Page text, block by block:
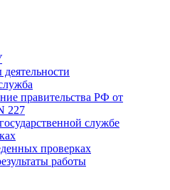
правительства РФ от
227
службе
проверках
работы